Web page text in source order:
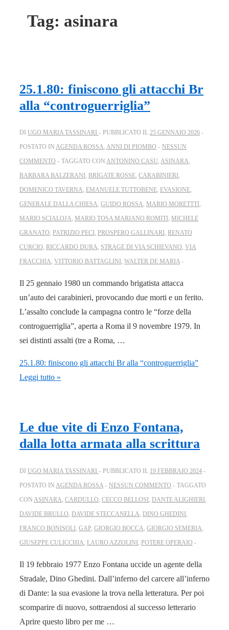
Tag: asinara
25.1.80: finiscono gli attacchi Br
alla “controguerriglia”
DI UGO MARIA TASSINARI PUBBLICATO IL 25 GENNAIO 2026
POSTATO IN AGENDA ROSSA, ANNI DI PIOMBO
NESSUN
COMMENTO
TAGGATO CON ANTONINO CASU, ASINARA,
BARBARA BALZERANI , BRIGATE ROSSE, CARABINIERI ,
DOMENICO TAVERNA, EMANUELE TUTTOBENE, EVASIONE,
GENERALE DALLA CHIESA, GUIDO ROSSA, MARIO MORETTTI ,
MARIO SCIALOJA, MARIO TOSA MARIANO ROMITI , MICHELE
GRANATO, PATRIZIO PECI , PROSPERO GALLINARI , RENATO
CURCIO, RICCARDO DURA, STRAGE DI VIA SCHIEVANO, VIA
FRACCHIA, VITTORIO BATTAGLINI , WALTER DE MARIA
Il 25 gennaio 1980 un commando brigatista attacca
un’auto dei carabinieri, provocando due morti e un ferito.
L’assalto conclude la campagna contro le “forze della
controguerriglia”, aperta a Roma il 9 novembre 1979. In
sei distinti assalti (tre a Roma, …
25.1.80: finiscono gli attacchi Br alla “controguerriglia”
Leggi tutto »
Le due vite di Enzo Fontana,
dalla lotta armata alla scrittura
DI UGO MARIA TASSINARI PUBBLICATO IL 19 FEBBRAIO 2024
POSTATO IN AGENDA ROSSA NESSUN COMMENTO
TAGGATO
CON ASINARA CARDULLO CECCO BELLOSI DANTE ALIGHIERI
DAVIDE BRULLO DAVIDE STECCANELLA DINO GHEDINI
FRANCO BONISOLI GAP GIORGIO BOCCA GIORGIO SEMERIA
GIUSEPPE CULICCHIA LAURO AZZOLINI POTERE OPERAIO
Il 19 febbraio 1977 Enzo Fontana uccide un agente della
Stradale, Dino Ghedini. Dall’inferno del carcere all’inferno
di Dante: la sua evasione la trova nella letteratura. Per poi
scomparire di nuovo, sottraendosi al successo letterario
Aprire questo libro per me …